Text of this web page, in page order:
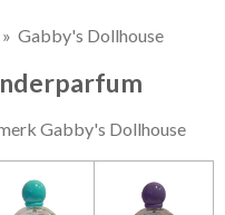
» Gabby's Dollhouse
Gabby's Dollhouse